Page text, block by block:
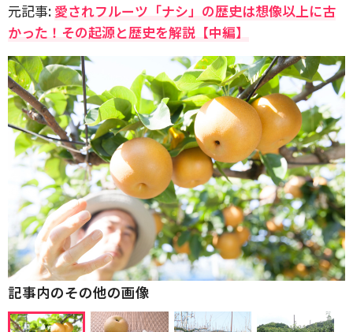
元記事: 愛されフルーツ「ナシ」の歴史は想像以上に古
かった！その起源と歴史を解説【中編】
記事内のその他の画像